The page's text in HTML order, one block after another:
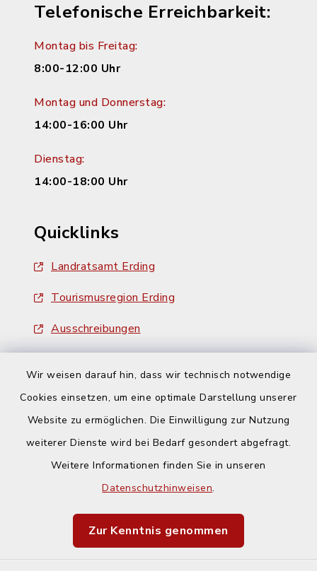
Wir weisen darauf hin, dass wir technisch notwendige
Cookies einsetzen, um eine optimale Darstellung unserer
Website zu ermöglichen. Die Einwilligung zur Nutzung
weiterer Dienste wird bei Bedarf gesondert abgefragt.
Weitere Informationen finden Sie in unseren
Datenschutzhinweisen.
Zur Kenntnis genommen
Telefonische Erreichbarkeit:
Montag bis Freitag:
8:00-12:00 Uhr
Montag und Donnerstag:
14:00-16:00 Uhr
Dienstag:
14:00-18:00 Uhr
Quicklinks
Landratsamt Erding
Tourismusregion Erding
Ausschreibungen
Barrierefreiheit
Impressum